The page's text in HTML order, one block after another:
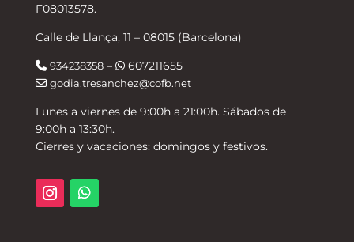
F08013578.
Calle de Llança, 11 – 08015 (Barcelona)
934238358– 607211655
godia.tresanchez@cofb.net
Lunes a viernes de 9:00h a 21:00h. Sábados de
9:00h a 13:30h.
Cierres y vacaciones: domingos y festivos.